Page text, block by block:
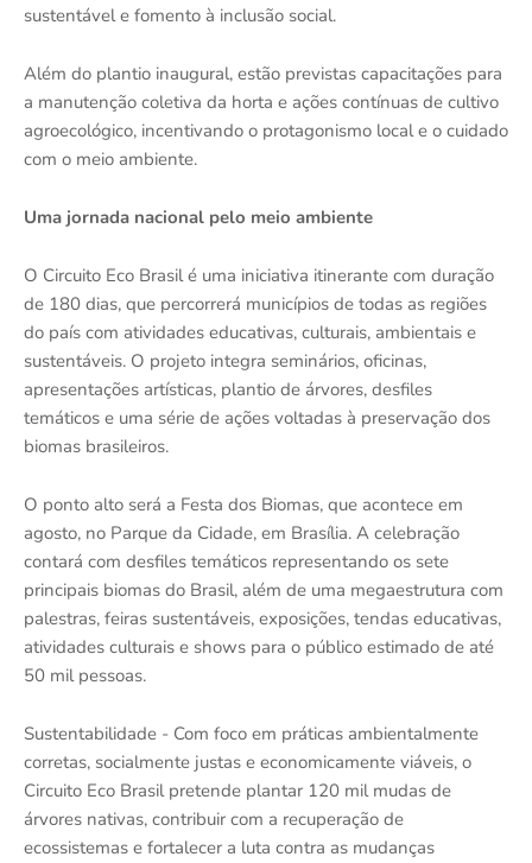
sustentável e fomento à inclusão social.
Além do plantio inaugural, estão previstas capacitações para
a manutenção coletiva da horta e ações contínuas de cultivo
agroecológico, incentivando o protagonismo local e o cuidado
com o meio ambiente.
Uma jornada nacional pelo meio ambiente
O Circuito Eco Brasil é uma iniciativa itinerante com duração
de 180 dias, que percorrerá municípios de todas as regiões
do país com atividades educativas, culturais, ambientais e
sustentáveis. O projeto integra seminários, oficinas,
apresentações artísticas, plantio de árvores, desfiles
temáticos e uma série de ações voltadas à preservação dos
biomas brasileiros.
O ponto alto será a Festa dos Biomas, que acontece em
agosto, no Parque da Cidade, em Brasília. A celebração
contará com desfiles temáticos representando os sete
principais biomas do Brasil, além de uma megaestrutura com
palestras, feiras sustentáveis, exposições, tendas educativas,
atividades culturais e shows para o público estimado de até
50 mil pessoas.
Sustentabilidade - Com foco em práticas ambientalmente
corretas, socialmente justas e economicamente viáveis, o
Circuito Eco Brasil pretende plantar 120 mil mudas de
árvores nativas, contribuir com a recuperação de
ecossistemas e fortalecer a luta contra as mudanças